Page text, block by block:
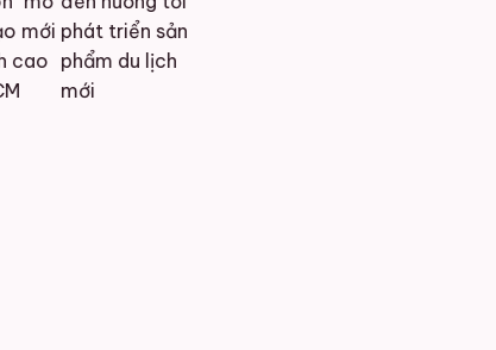
phát triển sản
phẩm du lịch
mới